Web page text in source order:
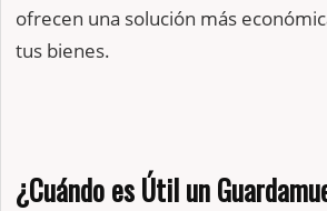
ofrecen una solución más
tus bienes.
¿Cuándo es Útil un